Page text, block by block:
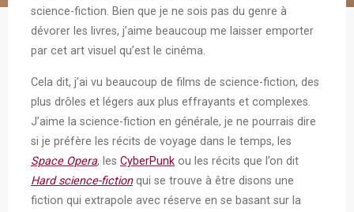
science-fiction. Bien que je ne sois pas du genre à
dévorer les livres, j’aime beaucoup me laisser emporter
par cet art visuel qu’est le cinéma.
Cela dit, j’ai vu beaucoup de films de science-fiction, des
plus drôles et légers aux plus effrayants et complexes.
J’aime la science-fiction en générale, je ne pourrais dire
si je préfère les récits de voyage dans le temps, les
Space Opera, les CyberPunkou les récits que l’on dit
Hard science-fictionqui se trouve à être disons une
fiction qui extrapole avec réserve en se basant sur la